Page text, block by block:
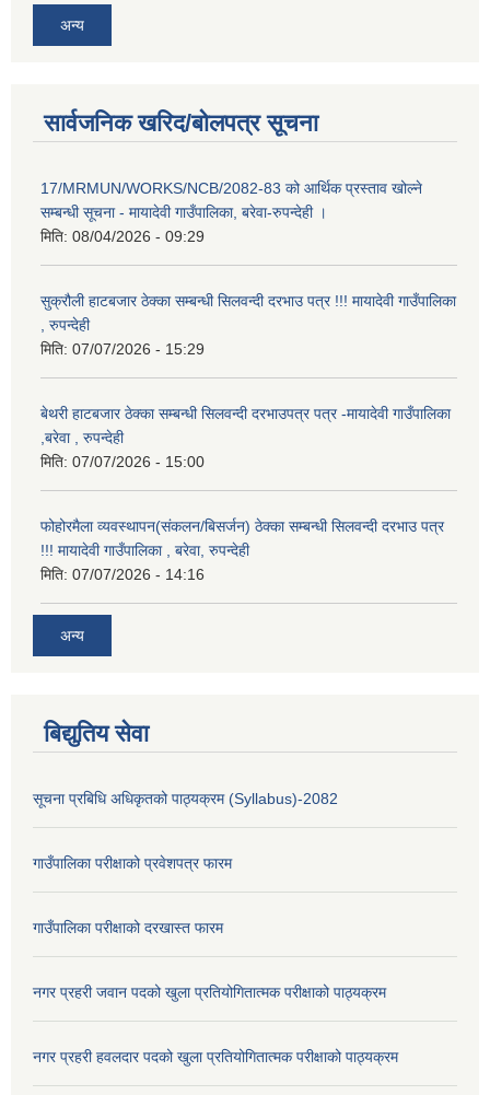
अन्य
सार्वजनिक खरिद/बोलपत्र सूचना
17/MRMUN/WORKS/NCB/2082-83 को आर्थिक प्रस्ताव खोल्ने
सम्बन्धी सूचना - मायादेवी गाउँपालिका, बरेवा-रुपन्देही ।
मिति: 08/04/2026 - 09:29
सुक्रौली हाटबजार ठेक्का सम्बन्धी सिलवन्दी दरभाउ पत्र !!! मायादेवी गाउँपालिका
, रुपन्देही
मिति: 07/07/2026 - 15:29
बेथरी हाटबजार ठेक्का सम्बन्धी सिलवन्दी दरभाउपत्र पत्र -मायादेवी गाउँपालिका
,बरेवा , रुपन्देही
मिति: 07/07/2026 - 15:00
फोहोरमैला व्यवस्थापन(संकलन/बिसर्जन) ठेक्का सम्बन्धी सिलवन्दी दरभाउ पत्र
!!! मायादेवी गाउँपालिका , बरेवा, रुपन्देही
मिति: 07/07/2026 - 14:16
अन्य
बिद्युतिय सेवा
सूचना प्रबिधि अधिकृतको पाठ्यक्रम (Syllabus)-2082
गाउँपालिका परीक्षाको प्रवेशपत्र फारम
गाउँपालिका परीक्षाको दरखास्त फारम
नगर प्रहरी जवान पदको खुला प्रतियोगितात्मक परीक्षाको पाठ्यक्रम
नगर प्रहरी हवलदार पदको खुला प्रतियोगितात्मक परीक्षाको पाठ्यक्रम